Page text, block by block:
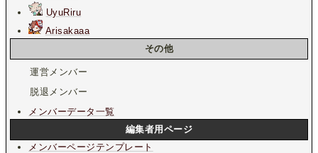
UyuRiru
Arisakaaa
その他
運営メンバー
脱退メンバー
メンバーデータ一覧
編集者用ページ
メンバーページテンプレート